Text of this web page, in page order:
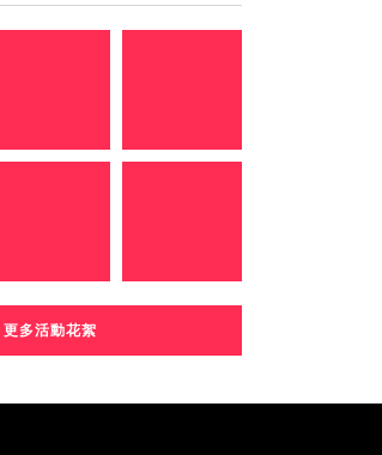
更多活動花絮